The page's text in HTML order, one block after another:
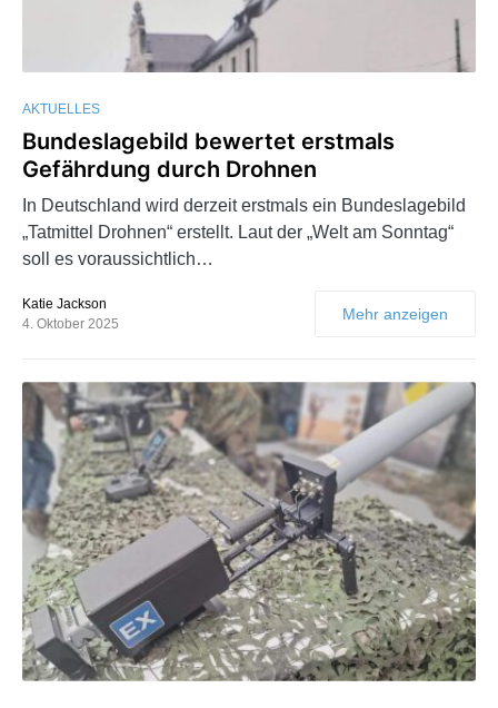
AKTUELLES
Bundeslagebild bewertet erstmals
Gefährdung durch Drohnen
In Deutschland wird derzeit erstmals ein Bundeslagebild
„Tatmittel Drohnen“ erstellt. Laut der „Welt am Sonntag“
soll es voraussichtlich…
Katie Jackson
4. Oktober 2025
Mehr anzeigen